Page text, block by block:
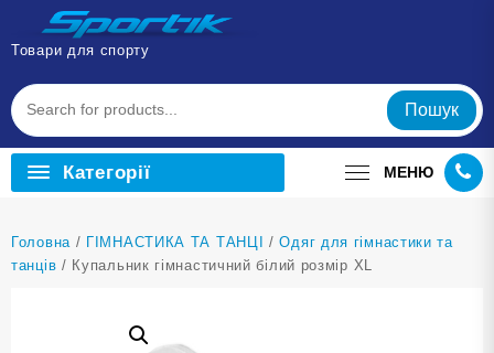
Перейти
вмісту
Товари для спорту
Пошук
Категорії МЕНЮ
Головна / ГІМНАСТИКА ТА ТАНЦІ /Одяг для гімнастики та
танців / Купальник гімнастичний білий розмір XL